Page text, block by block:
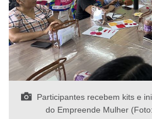
Participantes recebem kits e
do Empreende Mulher